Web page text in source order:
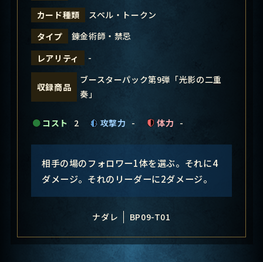
カード種類
スペル・トークン
タイプ
錬金術師・禁忌
レアリティ
-
収録商品
ブースターパック第9弾「光影の二重
奏」
コスト 2 攻撃力 - 体力 -
相手の場のフォロワー1体を選ぶ。それに4
ダメージ。それのリーダーに2ダメージ。
ナダレ BP09-T01